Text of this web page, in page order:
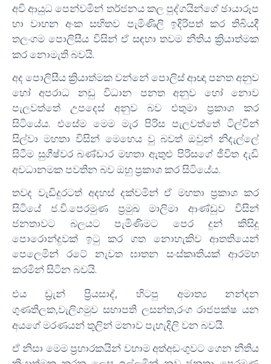
අවි ආයුධ පෙන්වමින් තර්ජනය කල පුද්ගයින්ගේ ඡායාරූප
හා වාහන අංක සහිතව පැමිණිලි ඉදිරිපත් කර තිබියදී
තලංගම පොලිසීය විසින් ඒ සඳහා තවම නීතිය ක්‍රියාත්මක
කර නොමැති බවයි.
අද පොලිසීය ක්‍රියාත්මක වන්නේ පොලිස් ආඥා පනත අනුව
හෝ අපරාධ නඩු විධාන පනත අනුව හෝ නොව
පැලවත්තේ උපදෙස් අනුව බව එතුමා ප්‍රකාශ කර
සිටියේය. එසේම මෙම මැර පිරිස පැලවත්තේ ටිල්වින්
සිල්වා මහතා විසින් මෙහෙය වු බවත් ඔවුන් නිදැල්ලේ
සිටීම සුගීෂ්වර බණ්ඩාර මහතා ඇතුළු පිරිසගේ ජීවිත දැඩි
අවධානමක පවතින බව ඔහු ප්‍රකාශ කර සිටියේය.
තවද වැඩිදුරටත් අදහස් දක්වමින් ඒ මහතා ප්‍රකාශ කර
සිටියේ ජ.වි.පෙරමුණ ප්‍රමුඛ මාලිමා ආණ්ඩුව විසින්
ජනතාවට බලයට පැමිණිමට පෙර දුන් කිසිදු
පොරොන්දුවක් ඉටු කර ගත නොහැකිව ආතතියෙන්
පෙලෙමින් රටේ නැවත ඝාතන සංස්කෘතියක් ආරම්භ
කරමින් සිටින බවයි.
එය ඩ්‍රැන් ප්‍රියසාද්,හිටපු අමාත්‍ය නන්දන
ගුණතිලක,වැලිගමුව සභාපති ලසන්ත,රංග රාජපක්ෂ යන
අයගේ මරණයන් තුලින් මනාව පැහැදිලි වන බවයි.
ඒ නිසා මෙම ප්‍රහාරකයින් වහාම අත්අඩංගුවට ගෙන නීතිය